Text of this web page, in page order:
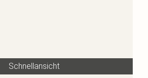
Schnellansicht